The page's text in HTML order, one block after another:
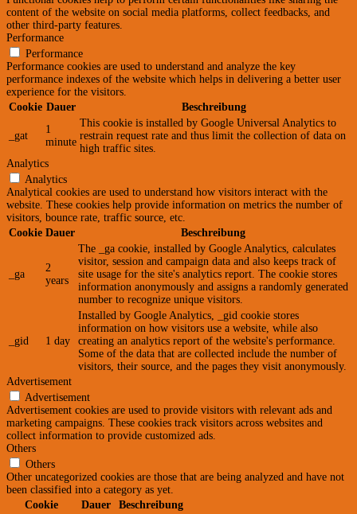
content of the website on social media platforms, collect feedbacks, and
other third-party features.
Performance
Performance
Performance cookies are used to understand and analyze the key
performance indexes of the website which helps in delivering a better user
experience for the visitors.
Cookie Dauer Beschreibung
_gat
1
minute
This cookie is installed by Google Universal Analytics to
restrain request rate and thus limit the collection of data on
high traffic sites.
Analytics
Analytics
Analytical cookies are used to understand how visitors interact with the
website. These cookies help provide information on metrics the number of
visitors, bounce rate, traffic source, etc.
Cookie Dauer Beschreibung
_ga
2
years
The _ga cookie, installed by Google Analytics, calculates
visitor, session and campaign data and also keeps track of
site usage for the site's analytics report. The cookie stores
information anonymously and assigns a randomly generated
number to recognize unique visitors.
_gid 1 day
Installed by Google Analytics, _gid cookie stores
information on how visitors use a website, while also
creating an analytics report of the website's performance.
Some of the data that are collected include the number of
visitors, their source, and the pages they visit anonymously.
Advertisement
Advertisement
Advertisement cookies are used to provide visitors with relevant ads and
marketing campaigns. These cookies track visitors across websites and
collect information to provide customized ads.
Others
Others
Other uncategorized cookies are those that are being analyzed and have not
been classified into a category as yet.
Cookie
Dauer Beschreibung